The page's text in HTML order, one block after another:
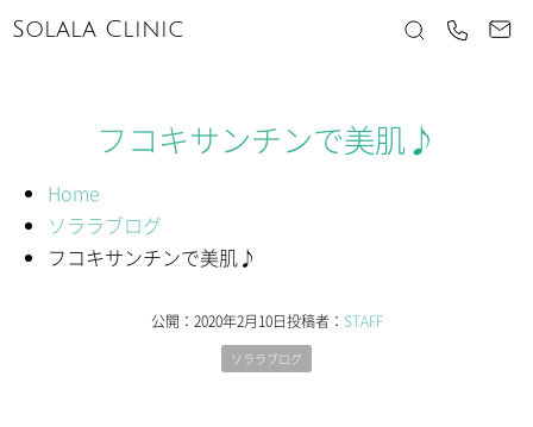
Solala Clinic
Home
ソララブログ
フコキサンチンで美肌♪
フコキサンチンで美肌♪
公開： 2020年2月10日投稿者： STAFF
ソララブログ